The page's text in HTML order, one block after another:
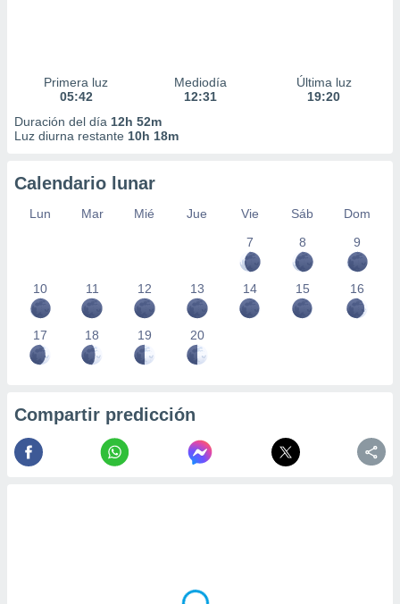
Primera luz
05:42
Mediodía
12:31
Última luz
19:20
Duración del día 12h 52m
Luz diurna restante 10h 18m
Calendario lunar
Lun Mar Mié Jue Vie Sáb
Dom
7
8 9
10 11 12 13 14 15 16
17 18 19 20
Compartir predicción